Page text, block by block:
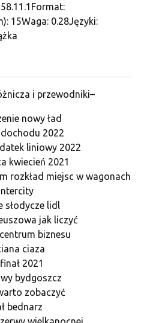
15Waga: 0.28Języki:
i przewodniki–
nowy ład
2022
liniowy 2022
kwiecień 2021
rozkład miejsc w wagonach
słodycze lidl
jak liczyć
biznesu
ciaza
2021
bydgoszcz
zobaczyć
bednarz